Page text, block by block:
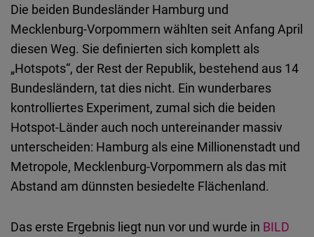
Die beiden Bundesländer Hamburg und
Mecklenburg-Vorpommern wählten seit Anfang April
diesen Weg. Sie definierten sich komplett als
„Hotspots“, der Rest der Republik, bestehend aus 14
Bundesländern, tat dies nicht. Ein wunderbares
kontrolliertes Experiment, zumal sich die beiden
Hotspot-Länder auch noch untereinander massiv
unterscheiden: Hamburg als eine Millionenstadt und
Metropole, Mecklenburg-Vorpommern als das mit
Abstand am dünnsten besiedelte Flächenland.
Das erste Ergebnis liegt nun vor und wurde in BILD